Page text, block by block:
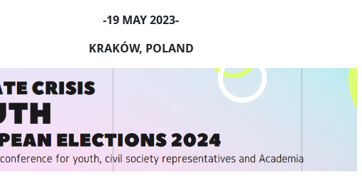
-19 MAY 2023-
KRAKÓW, POLAND